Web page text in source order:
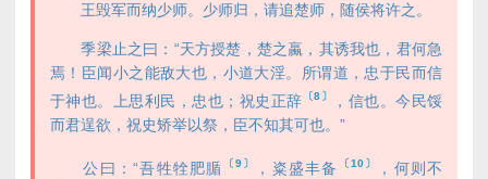
王毁军而纳少师。少师归，请追楚师，随侯将许之。
季梁止之曰：“天方授楚，楚之蠃，其诱我也，君何急
焉！臣闻小之能敌大也，小道大淫。所谓道，忠于民而信
于神也。上思利民，忠也；祝史正辞 〔8〕
，信也。今民馁
而君逞欲，祝史矫举以祭，臣不知其可也。”
公曰：“吾牲牷肥腯 〔9〕 ，粢盛丰备 〔10〕
，何则不